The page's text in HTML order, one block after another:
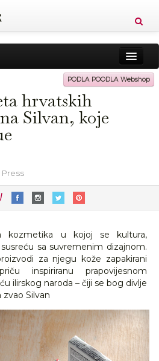
Zdravlje Vitkost
Putovanja
Cool
PODLA POODLA Webshop
hrvatskih
Silvan, koje
Press
kozmetika u kojoj se kultura,
sa suvremenim dizajnom.
za njegu kože zapakirani
inspiriranu prapovijesnom
ilirskog naroda – čiji se bog divlje
zvao Silvan